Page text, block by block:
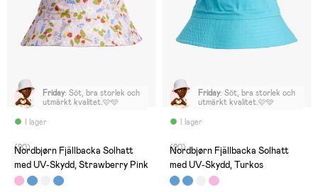
I lager
Friday: Söt, bra storlek och
utmärkt kvalitet.🩷🩵
(20)
Nordbjørn Fjällbacka Solhatt
med UV-Skydd, Strawberry Pink
I lager
Friday: Söt, bra storlek och
utmärkt kvalitet.🩷🩵
(20)
Nordbjørn Fjällbacka Solhatt
med UV-Skydd, Turkos